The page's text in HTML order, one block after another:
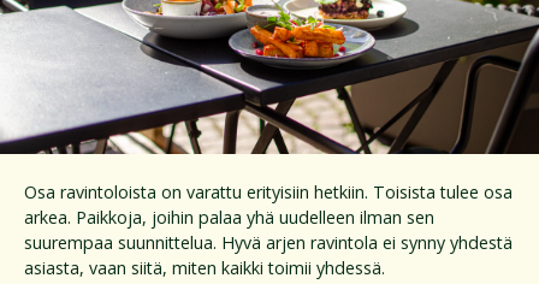
Osa ravintoloista on varattu erityisiin hetkiin. Toisista tulee osa
arkea. Paikkoja, joihin palaa yhä uudelleen ilman sen
suurempaa suunnittelua. Hyvä arjen ravintola ei synny yhdestä
asiasta, vaan siitä, miten kaikki toimii yhdessä.